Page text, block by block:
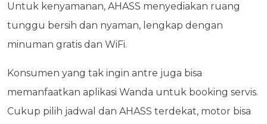
Untuk kenyamanan, AHASS menyediakan ruang
tunggu bersih dan nyaman, lengkap dengan
minuman gratis dan WiFi.
Konsumen yang tak ingin antre juga bisa
memanfaatkan aplikasi Wanda untuk booking servis.
Cukup pilih jadwal dan AHASS terdekat, motor bisa